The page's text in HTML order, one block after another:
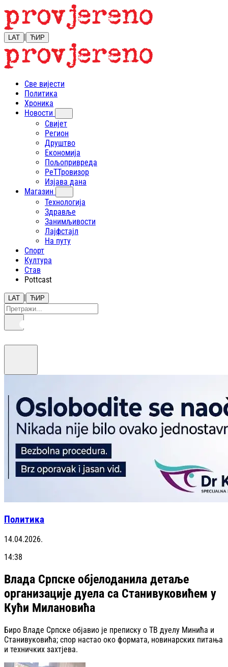
LAT | ЋИР
Све вијести
Политика
Хроника
Новости
Свијет
Регион
Друштво
Економија
Пољопривреда
РеТТровизор
Изјава дана
Магазин
Технологија
Здравље
Занимљивости
Лајфстajл
На путу
Спорт
Култура
Став
Pottcast
LAT | ЋИР
Политика
14.04.2026.
14:38
Влада Српске објелоданила детаље
организације дуела са Станивуковићем у
Кући Милановића
Биро Владе Српске објавио је преписку о ТВ дуелу Минића и
Станивуковића; спор настао око формата, новинарских питања
и техничких захтјева.